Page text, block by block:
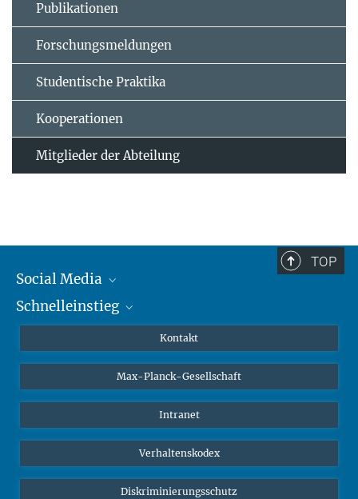
Publikationen
Forschungsmeldungen
Studentische Praktika
Kooperationen
Mitglieder der Abteilung
TOP
Social Media
Mastodon
Schnelleinstieg
Studierende
Schüler*innen
Öffentlichkeit
Alumnae | Alumni
Kontakt
Max-Planck-Gesellschaft
Intranet
Verhaltenskodex
Diskriminierungsschutz